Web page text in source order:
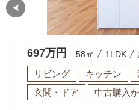
697万円 58㎡ 1LDK
リビング キッチン
玄関・ドア
中古購入